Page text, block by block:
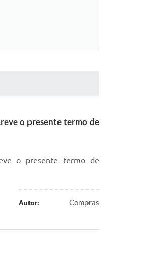
o presente termo de
o presente termo de
Autor: Compras